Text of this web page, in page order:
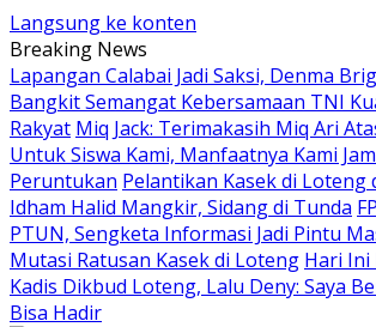
Langsung ke konten
Breaking News
Lapangan Calabai Jadi Saksi, Denma
Bangkit Semangat Kebersamaan TNI
Rakyat Miq Jack: Terimakasih Miq Ari
Untuk Siswa Kami, Manfaatnya Kami
Peruntukan Pelantikan Kasek di Loteng
Idham Halid Mangkir, Sidang di Tunda
PTUN, Sengketa Informasi Jadi Pintu
Mutasi Ratusan Kasek di Loteng Hari Ini
Kadis Dikbud Loteng, Lalu Deny: Saya
Bisa Hadir